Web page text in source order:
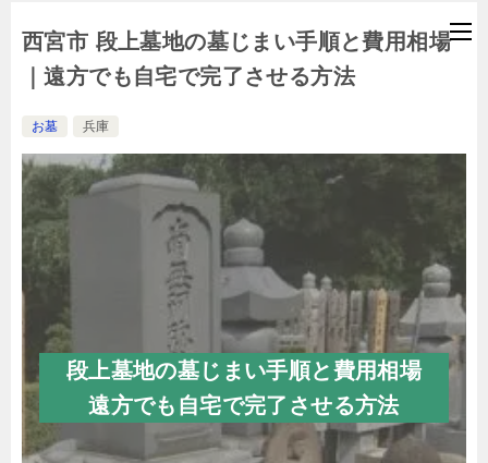
西宮市 段上墓地の墓じまい手順と費用相場
｜遠方でも自宅で完了させる方法
お墓 兵庫
段上墓地の墓じまい手順と費用相場
遠方でも自宅で完了させる方法